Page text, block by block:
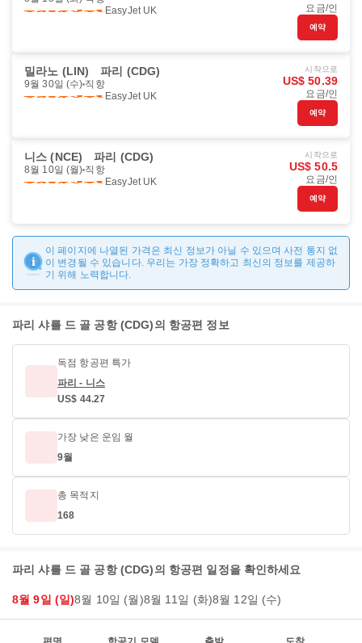
EasyJet UK
요금/인
예약
밀라노 (LIN) 파리 (CDG)
9월 30일 (수) 직항
EasyJet UK
시작으로
US$ 50.39
요금/인
예약
니스 (NCE) 파리 (CDG)
8월 10일 (월) 직항
EasyJet UK
시작으로
US$ 50.5
요금/인
예약
이 페이지에 나열된 가격은 최신 정보가 아닐 수 있으며 사전 통지 없
이 변경될 수 있습니다. 우리는 가장 정확하고 최신의 정보를 제공하
기 위해 노력합니다.
파리 샤를 드 골 공항 (CDG)의 항공편 정보
독점 항공편 특가
파리 - 니스
US$ 44.27
가장 낮은 운임 월
9월
총 목적지
168
파리 샤를 드 골 공항 (CDG)의 항공편 일정을 확인하세요
8월 9일 (일)8월 10일 (월)8월 11일 (화)8월 12일 (수)